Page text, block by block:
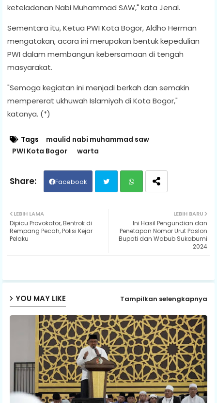
keteladanan Nabi Muhammad SAW," kata Jenal.
Sementara itu, Ketua PWI Kota Bogor, Aldho Herman
mengatakan, acara ini merupakan bentuk kepedulian
PWI dalam membangun kebersamaan di tengah
masyarakat.
"Semoga kegiatan ini menjadi berkah dan semakin
mempererat ukhuwah Islamiyah di Kota Bogor,"
katanya. (*)
Tags
maulid nabi muhammad saw
PWI Kota Bogor
warta
Facebook
ats
LEBIH BARU
Ini Hasil Pengundian dan
Penetapan Nomor Urut Paslon
Bupati dan Wabub Sukabumi
2024
LEBIH LAMA
Dipicu Provokator, Bentrok di
Rempang Pecah, Polisi Kejar
Pelaku
YOU MAY LIKE Tampilkan selengkapnya